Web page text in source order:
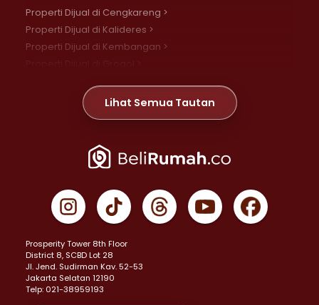
Properti Dijual di Cengkareng >
Properti Dijual di Kalideres >
Properti Dijual di Kembangan >
Properti Dijual di Meruya >
Properti Dijual di Jelambar >
Properti Dijual di Jakarta Pusat >
Properti Dijual di Gambir >
Properti Dijual di Johar Baru >
Properti Dijual di Menteng >
Properti Dijual di Senen >
Properti Dijual di Tanah Abang >
Properti Dijual di Cikini >
Lihat Semua Tautan
Prosperity Tower 8th Floor
District 8, SCBD Lot 28
JI. Jend. Sudirman Kav. 52-53
Jakarta Selatan 12190
Telp: 021-38959193